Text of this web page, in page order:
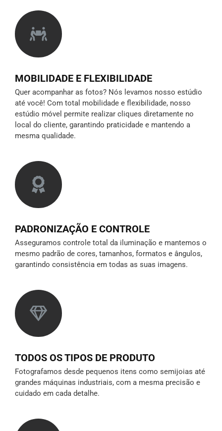
MOBILIDADE E FLEXIBILIDADE
Quer acompanhar as fotos? Nós levamos nosso estúdio
até você! Com total mobilidade e flexibilidade, nosso
estúdio móvel permite realizar cliques diretamente no
local do cliente, garantindo praticidade e mantendo a
mesma qualidade.
PADRONIZAÇÃO E CONTROLE
Asseguramos controle total da iluminação e mantemos o
mesmo padrão de cores, tamanhos, formatos e ângulos,
garantindo consistência em todas as suas imagens.
TODOS OS TIPOS DE PRODUTO
Fotografamos desde pequenos itens como semijoias até
grandes máquinas industriais, com a mesma precisão e
cuidado em cada detalhe.